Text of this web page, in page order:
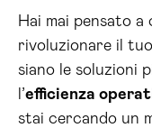
Hai mai pensato a
rivoluzionare il
siano le soluzioni
l’efficienza
stai cercando un